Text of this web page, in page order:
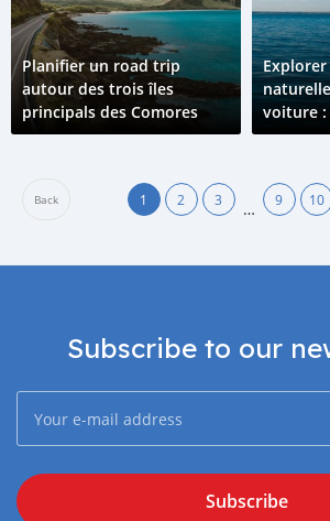
Planifier un road trip
autour des trois îles
principals des Comores
voiture :
sources
Back 1 2 3 … 9 10
Subscribe to our
Subscribe